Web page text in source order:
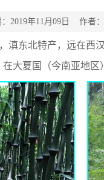
：2019年11月09日 作
滇东北特产，远在西
大夏国（今南亚地区